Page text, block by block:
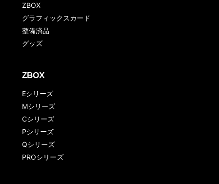
ZBOX
グラフィックスカード
整備済品
グッズ
ZBOX
Eシリーズ
Mシリーズ
Cシリーズ
Pシリーズ
Qシリーズ
PROシリーズ